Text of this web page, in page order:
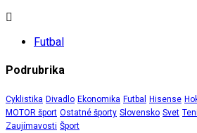
Futbal
Podrubrika
Cyklistika Divadlo Ekonomika Futbal Hisense
MOTOR šport Ostatné športy Slovensko Svet
Zaujímavosti Šport